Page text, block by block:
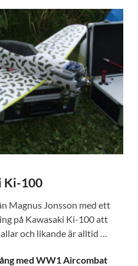
Ki-100
Magnus Jonsson med ett
på Kawasaki Ki-100 att
och likande är alltid …
med WW1 Aircombat